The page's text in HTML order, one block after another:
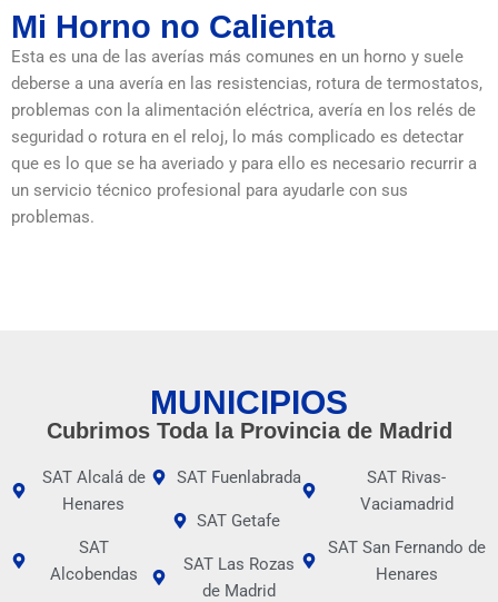
Mi Horno no Calienta
Esta es una de las averías más comunes en un horno y suele
deberse a una avería en las resistencias, rotura de termostatos,
problemas con la alimentación eléctrica, avería en los relés de
seguridad o rotura en el reloj, lo más complicado es detectar
que es lo que se ha averiado y para ello es necesario recurrir a
un servicio técnico profesional para ayudarle con sus
problemas.
MUNICIPIOS
Cubrimos Toda la Provincia de Madrid
SAT Alcalá de
Henares
SAT
Alcobendas
SAT Fuenlabrada
SAT Getafe
SAT Las Rozas
de Madrid
SAT Rivas-
Vaciamadrid
SAT San Fernando de
Henares